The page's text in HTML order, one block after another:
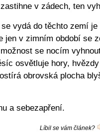
v zádech, ten
vydá do těchto zemí je
jen v zimním období se
se nocím
osvětluje hory,
obrovská plocha
a sebezapření.
Líbil se vám článek?